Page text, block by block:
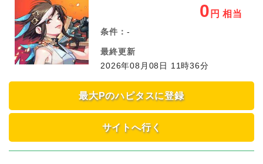
0 円 相当
条件： -
最終更新
2026年08月08日 11時36分
最大Pのハピタスに登録
サイトへ行く